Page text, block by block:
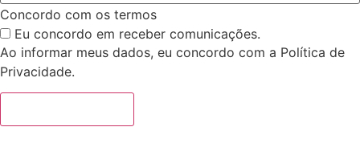
Concordo com os termos
Eu concordo em receber comunicações.
Ao informar meus dados, eu concordo com a Política de
Privacidade.